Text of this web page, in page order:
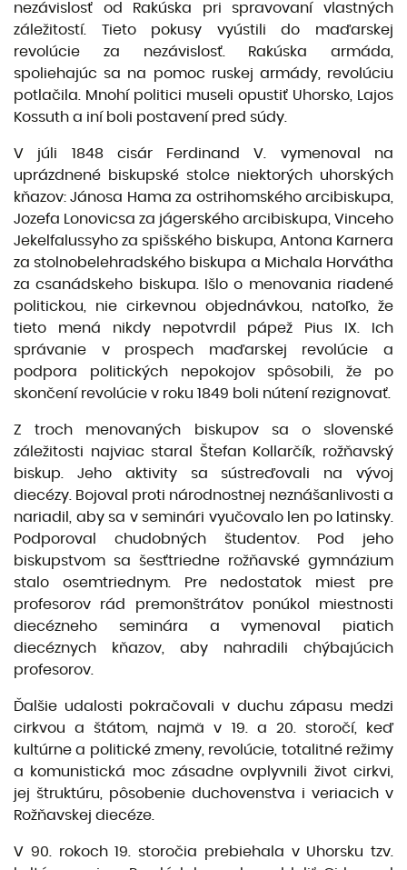
nezávislosť od Rakúska pri spravovaní vlastných
záležitostí. Tieto pokusy vyústili do maďarskej
revolúcie za nezávislosť. Rakúska armáda,
spoliehajúc sa na pomoc ruskej armády, revolúciu
potlačila. Mnohí politici museli opustiť Uhorsko, Lajos
Kossuth a iní boli postavení pred súdy.
V júli 1848 cisár Ferdinand V. vymenoval na
uprázdnené biskupské stolce niektorých uhorských
kňazov: Jánosa Hama za ostrihomského arcibiskupa,
Jozefa Lonovicsa za jágerského arcibiskupa, Vinceho
Jekelfalussyho za spišského biskupa, Antona Karnera
za stolnobelehradského biskupa a Michala Horvátha
za csanádskeho biskupa. Išlo o menovania riadené
politickou, nie cirkevnou objednávkou, natoľko, že
tieto mená nikdy nepotvrdil pápež Pius IX. Ich
správanie v prospech maďarskej revolúcie a
podpora politických nepokojov spôsobili, že po
skončení revolúcie v roku 1849 boli nútení rezignovať.
Z troch menovaných biskupov sa o slovenské
záležitosti najviac staral Štefan Kollarčík, rožňavský
biskup. Jeho aktivity sa sústreďovali na vývoj
diecézy. Bojoval proti národnostnej neznášanlivosti a
nariadil, aby sa v seminári vyučovalo len po latinsky.
Podporoval chudobných študentov. Pod jeho
biskupstvom sa šesťtriedne rožňavské gymnázium
stalo osemtriednym. Pre nedostatok miest pre
profesorov rád premonštrátov ponúkol miestnosti
diecézneho seminára a vymenoval piatich
diecéznych kňazov, aby nahradili chýbajúcich
profesorov.
Ďalšie udalosti pokračovali v duchu zápasu medzi
cirkvou a štátom, najmä v 19. a 20. storočí, keď
kultúrne a politické zmeny, revolúcie, totalitné režimy
a komunistická moc zásadne ovplyvnili život cirkvi,
jej štruktúru, pôsobenie duchovenstva i veriacich v
Rožňavskej diecéze.
V 90. rokoch 19. storočia prebiehala v Uhorsku tzv.